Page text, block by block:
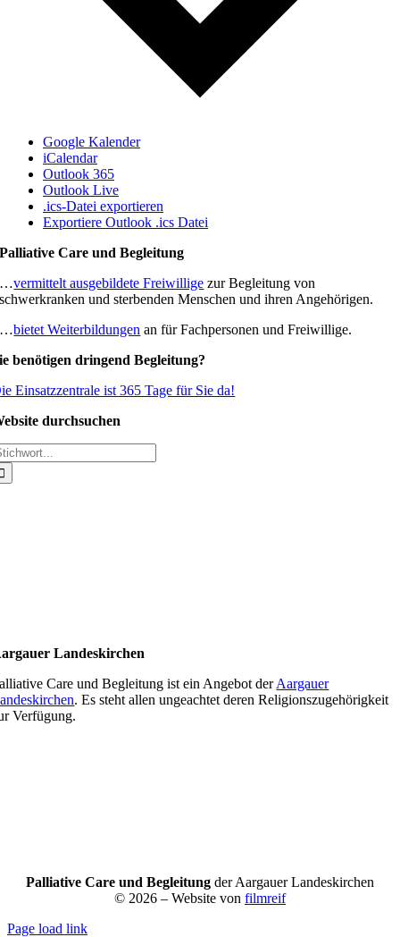
Google Kalender
iCalendar
Outlook 365
Outlook Live
.ics-Datei exportieren
Exportiere Outlook .ics Datei
Palliative Care und Begleitung
…vermittelt ausgebildete Freiwillige zur Begleitung von
schwerkranken und sterbenden Menschen und ihren Angehörigen.
…bietet Weiterbildungen an für Fachpersonen und Freiwillige.
benötigen dringend Begleitung?
Einsatzzentrale ist 365 Tage für Sie da!
durchsuchen
Landeskirchen
Care und Begleitung ist ein Angebot derAargauer
. Es steht allen ungeachtet deren Religionszugehörigkeit
Verfügung.
Palliative Care und Begleitung der Aargauer Landeskirchen
© 2026 – Website von filmreif
Page load link